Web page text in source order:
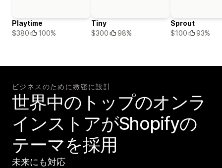
Playtime
$380
100%
Tiny
$300
98%
Sprout
$100
93%
ビジネスのために緻密に設計
世界中のトップのオンラ
インストアがShopifyの
テーマを採用
未来にも対応